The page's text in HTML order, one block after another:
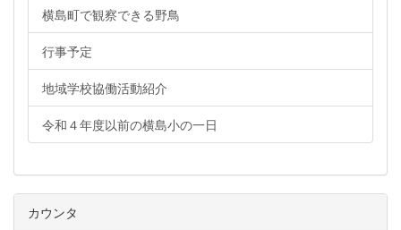
横島町で観察できる野鳥
行事予定
地域学校協働活動紹介
令和４年度以前の横島小の一日
カウンタ